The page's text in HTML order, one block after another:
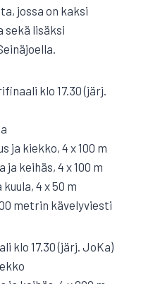
jossa on kaksi
sekä lisäksi
klo 17.30 (järj.
ja kiekko, 4 x 100 m
ja keihäs, 4 x 100 m
kuula, 4 x 50 m
metrin kävelyviesti
klo 17.30 (järj. JoKa)